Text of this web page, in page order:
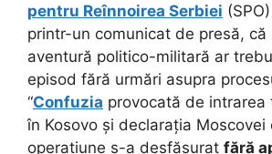
pentru Reînnoirea Serbiei
printr-un comunicat de presă, că
aventură politico-militară ar
episod fără urmări asupra
“Confuzia provocată de intrarea
în Kosovo și declarația Moscovei
operațiune s-a desfășurat fără